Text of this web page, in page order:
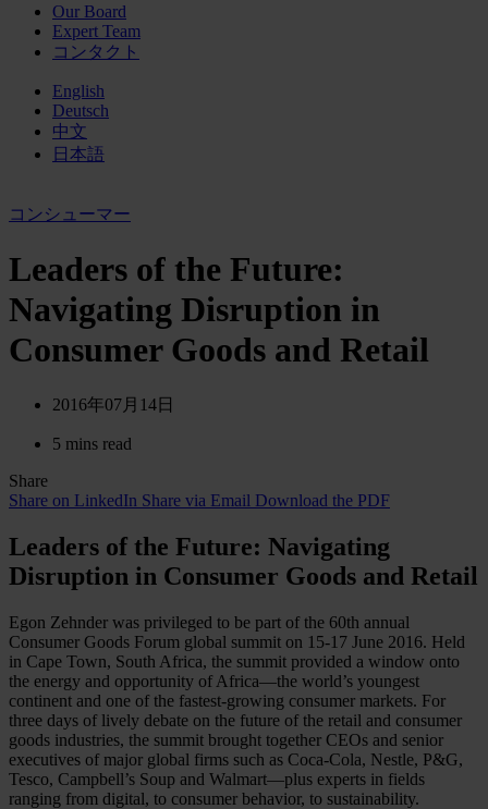
Our Board
Expert Team
コンタクト
English
Deutsch
中文
日本語
コンシューマー
Leaders of the Future:
Navigating Disruption in
Consumer Goods and Retail
2016年07月14日
5 mins read
Share
Share on LinkedIn Share via Email Download the PDF
Leaders of the Future: Navigating
Disruption in Consumer Goods and Retail
Egon Zehnder was privileged to be part of the 60th annual
Consumer Goods Forum global summit on 15-17 June 2016. Held
in Cape Town, South Africa, the summit provided a window onto
the energy and opportunity of Africa—the world’s youngest
continent and one of the fastest-growing consumer markets. For
three days of lively debate on the future of the retail and consumer
goods industries, the summit brought together CEOs and senior
executives of major global firms such as Coca-Cola, Nestle, P&G,
Tesco, Campbell’s Soup and Walmart—plus experts in fields
ranging from digital, to consumer behavior, to sustainability.